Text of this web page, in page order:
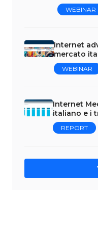
WEBINAR
Internet
mercato
WEBINAR
Internet
italiano e i
REPORT